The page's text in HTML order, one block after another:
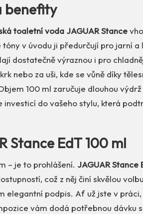
benefity
toaletní voda JAGUAR Stance
tóny v úvodu ji předurčují pro jarní
dostatečně výraznou i pro
nebo za uši, kde se vůně díky
100 ml zaručuje dlouhou
investicí do vašeho stylu, která
Stance EdT 100 ml
– je to prohlášení. JAGUAR Stance
což z něj činí skvělou
elegantní podpis. Ať už jste v práci,
vám dodá potřebnou dávku